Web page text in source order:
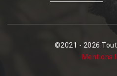
©2021 - 2026
Mentions